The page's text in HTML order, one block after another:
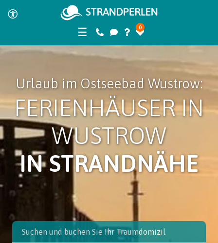
☰ 0
Urlaub im Ostseebad Wustrow:
FERIENHÄUSER IN
WUSTROW
IN STRANDNÄHE
Suchen und buchen Sie Ihr Traumdomizil